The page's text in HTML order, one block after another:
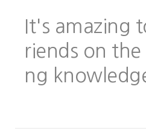
It's amazing
riends on
ng